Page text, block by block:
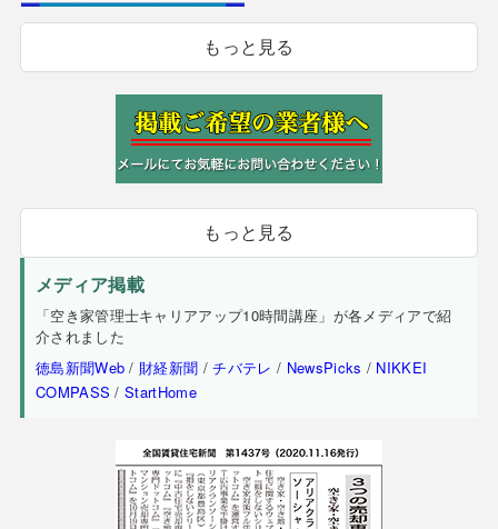
もっと見る
もっと見る
メディア掲載
「空き家管理士キャリアアップ10時間講座」が各メディアで紹
介されました
徳島新聞Web / 財経新聞 /チバテレ / NewsPicks / NIKKEI
COMPASS /StartHome